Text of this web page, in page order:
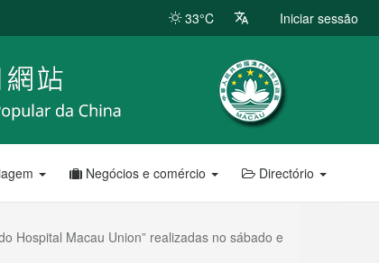
33°C Iniciar sessão
Negócios e comércio Directório
Hospital Macau Union” realizadas no sábado e